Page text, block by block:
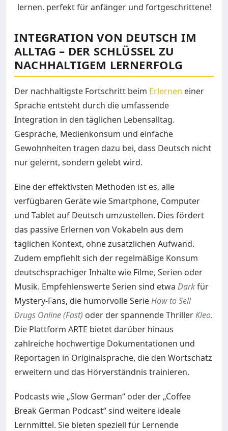
INTEGRATION VON DEUTSCH IM
ALLTAG – DER SCHLÜSSEL ZU
NACHHALTIGEM LERNERFOLG
Der nachhaltigste Fortschritt beim Erlernen einer
Sprache entsteht durch die umfassende
Integration in den täglichen Lebensalltag.
Gespräche, Medienkonsum und einfache
Gewohnheiten tragen dazu bei, dass Deutsch nicht
nur gelernt, sondern gelebt wird.
Eine der effektivsten Methoden ist es, alle
verfügbaren Geräte wie Smartphone, Computer
und Tablet auf Deutsch umzustellen. Dies fördert
das passive Erlernen von Vokabeln aus dem
täglichen Kontext, ohne zusätzlichen Aufwand.
Zudem empfiehlt sich der regelmäßige Konsum
deutschsprachiger Inhalte wie Filme, Serien oder
Musik. Empfehlenswerte Serien sind etwa Darkfür
Mystery-Fans, die humorvolle SerieHow to Sell
Drugs Online (Fast) oder der spannende ThrillerKleo.
Die Plattform ARTE bietet darüber hinaus
zahlreiche hochwertige Dokumentationen und
Reportagen in Originalsprache, die den Wortschatz
erweitern und das Hörverständnis trainieren.
Podcasts wie „Slow German“ oder der „Coffee
Break German Podcast“ sind weitere ideale
Lernmittel. Sie bieten speziell für Lernende